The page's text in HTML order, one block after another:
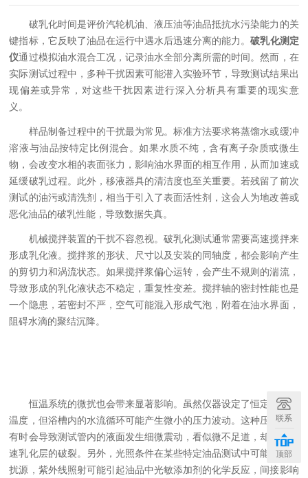
破乳化时间是评价汽轮机油、液压油等油品抵抗水污染能力的关
键指标，它反映了油品在运行中遇水后迅速分离的能力。破乳化测定
仪通过模拟油水混合工况，记录油水全部分离所需的时间。然而，在
实际测试过程中，多种干扰因素可能潜入实验环节，导致测试结果出
现偏差或异常，对这些干扰因素进行深入分析具有重要的现实意
义。
样品制备过程中的干扰最为常见。标准方法要求将蒸馏水或缓冲
溶液与油品按特定比例混合。如果水质不纯，含有离子杂质或微生
物，会改变水相的表面张力，影响油水界面的相互作用，从而加速或
延缓破乳过程。此外，移液器具的清洁度也至关重要。若残留了前次
测试的油污或清洗剂，相当于引入了表面活性剂，这会人为地改善或
恶化油品的破乳性能，导致数据失真。
机械搅拌装置的干扰不容忽视。破乳化测试通常需要高速搅拌来
形成乳化液。搅拌浆的形状、尺寸以及安装的同轴度，都会影响产生
的剪切力和涡流状态。如果搅拌浆偏心运转，会产生不规则的湍流，
导致形成的乳化液状态不稳定，重复性变差。搅拌轴的密封性能也是
一个隐患，若密封不严，空气可能混入形成气泡，附着在油水界面，
阻碍水滴的聚结沉降。
恒温系统的微扰也会带来显著影响。虽然仪器设定了恒定的测试
温度，但浴槽内的水流循环可能产生微小的压力波动。这种压力变化
有时会导致测试管内的液面发生细微震动，看似微不足道，却可能加
速乳化层的破裂。另外，光照条件在某些特定油品测试中可能成为干
扰源，紫外线照射可能引起油品中光敏添加剂的化学反应，间接影响
联系
顶部